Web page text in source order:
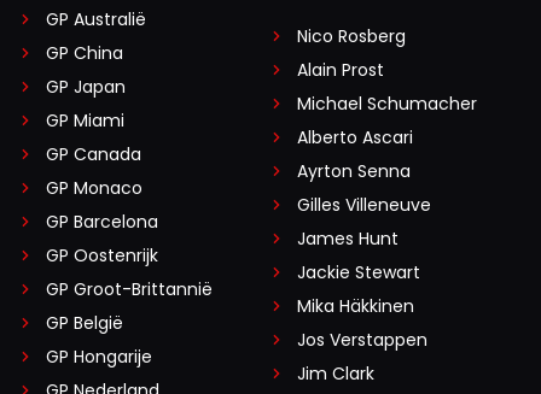
GP Australië
GP China
GP Japan
GP Miami
GP Canada
GP Monaco
GP Barcelona
GP Oostenrijk
GP Groot-Brittannië
GP België
GP Hongarije
Nico Rosberg
Alain Prost
Michael Schumacher
Alberto Ascari
Ayrton Senna
Gilles Villeneuve
James Hunt
Jackie Stewart
Mika Häkkinen
Jos Verstappen
Jim Clark